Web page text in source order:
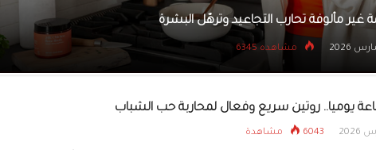
كيف يرمم السدر شعرك ويحمي فروة رأسك؟
9 مارس 2026 مشاهده 8183
يوميا.. روتين سريع وفعال لمحاربة حب الشباب
6043 مشاهدة